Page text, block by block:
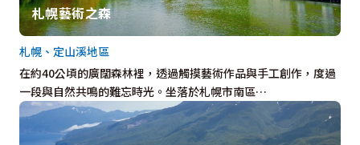
札幌藝術之森
在約40公頃的廣闊森林裡，透過觸摸藝術作品與手工創作，度過
一段與自然共鳴的難忘時光。坐落於札幌市南區…
札幌、定山溪地區